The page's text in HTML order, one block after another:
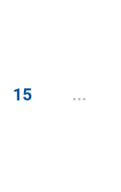
15 ...